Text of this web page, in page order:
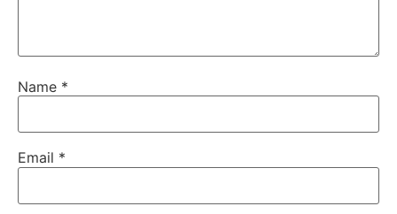
Name *
Email *